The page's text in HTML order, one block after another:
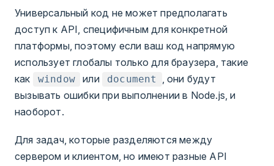
Универсальный код не может предполагать
доступ к API, специфичным для конкретной
платформы, поэтому если ваш код напрямую
использует глобалы только для браузера, такие
как
window или document
, они будут
вызывать ошибки при выполнении в Node.js, и
наоборот.
Для задач, которые разделяются между
сервером и клиентом, но имеют разные API